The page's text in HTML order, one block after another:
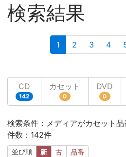
検索結果
1(current)
2 3 4
CD
142
カセット
0
DVD
0
検索条件：メディアがカセット品
件数：142件
並び順 新 古 品番